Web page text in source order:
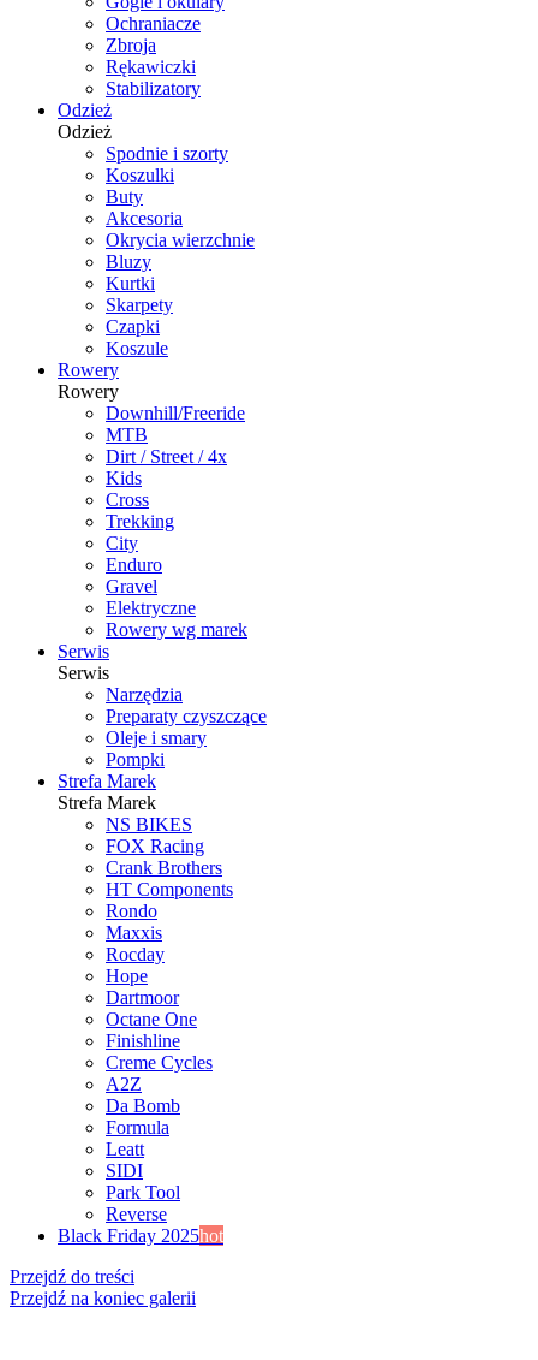
Ochraniacze
Zbroja
Rękawiczki
Stabilizatory
Odzież
Odzież
Spodnie i szorty
Koszulki
Buty
Akcesoria
Okrycia wierzchnie
Bluzy
Kurtki
Skarpety
Czapki
Koszule
Rowery
Rowery
Downhill/Freeride
MTB
Dirt / Street / 4x
Kids
Cross
Trekking
City
Enduro
Gravel
Elektryczne
Rowery wg marek
Serwis
Serwis
Narzędzia
Preparaty czyszczące
Oleje i smary
Pompki
Strefa Marek
Strefa Marek
NS BIKES
FOX Racing
Crank Brothers
HT Components
Rondo
Maxxis
Rocday
Hope
Dartmoor
Octane One
Finishline
Creme Cycles
A2Z
Da Bomb
Formula
Leatt
SIDI
Park Tool
Reverse
Black Friday 2025hot
Przejdź do treści
Przejdź na koniec galerii